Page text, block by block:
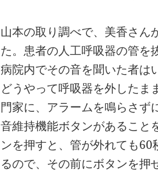
山本の取り調べで、美香さん
た。患者の人工呼吸器の管を
病院内でその音を聞いた者は
どうやって呼吸器を外した
門家に、アラームを鳴らさず
音維持機能ボタンがあること
ンを押すと、管が外れても
るので、その前にボタンを押